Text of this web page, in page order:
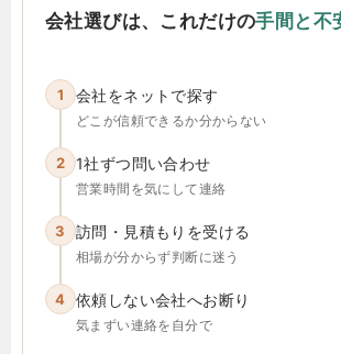
会社選びは、これだけの手間と不
1 会社をネットで探す
どこが信頼できるか分からない
2 1社ずつ問い合わせ
営業時間を気にして連絡
3 訪問・見積もりを受ける
相場が分からず判断に迷う
4 依頼しない会社へお断り
気まずい連絡を自分で